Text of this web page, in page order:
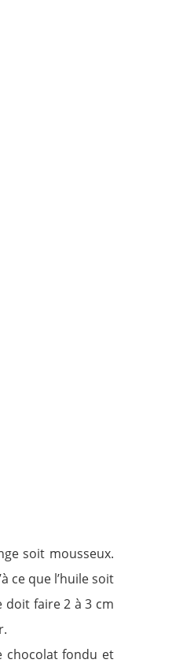
soit mousseux.
ce que l’huile soit
doit faire 2 à 3 cm
chocolat fondu et